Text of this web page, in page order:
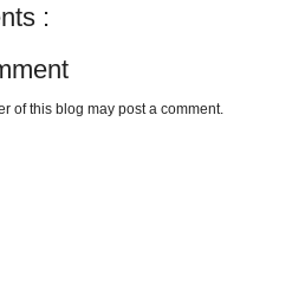
:
of this blog may post a comment.